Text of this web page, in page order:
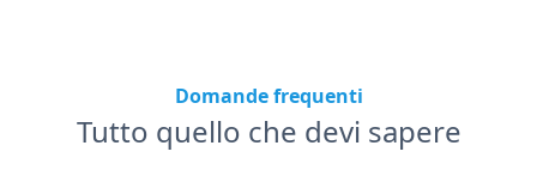
Domande frequenti
Tutto quello che devi sapere